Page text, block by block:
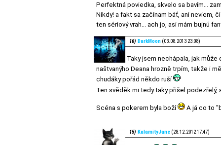
Perfektná poviedka, skvelo sa bavím...
Nikdy! a fakt sa začínam báť, ani neviem,
ten sériový vrah... ach jo, asi mám bujnú
16) DarkMoon (03.08.2013 23:08)
Taky jsem nechápala, jak
naštvanýho Deana hrozně trpím, takže i
chudáky pořád někdo ruší
Ten svěděk mi tedy taky přišel
Scéna s pokerem byla boží A já co to
15) KalamityJane (28.12.2012 17:47)